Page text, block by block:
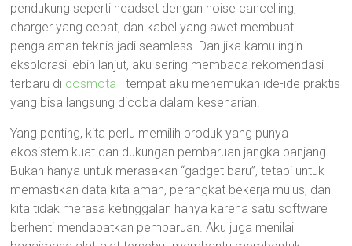
pendukung seperti headset dengan noise cancelling,
charger yang cepat, dan kabel yang awet membuat
pengalaman teknis jadi seamless. Dan jika kamu ingin
eksplorasi lebih lanjut, aku sering membaca rekomendasi
terbaru di cosmota—tempat aku menemukan ide-ide praktis
yang bisa langsung dicoba dalam keseharian.
Yang penting, kita perlu memilih produk yang punya
ekosistem kuat dan dukungan pembaruan jangka panjang.
Bukan hanya untuk merasakan “gadget baru”, tetapi untuk
memastikan data kita aman, perangkat bekerja mulus, dan
kita tidak merasa ketinggalan hanya karena satu software
berhenti mendapatkan pembaruan. Aku juga menilai